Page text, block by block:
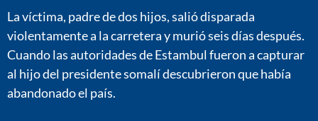
La víctima, padre de dos hijos, salió disparada
violentamente a la carretera y murió seis días después.
Cuando las autoridades de Estambul fueron a capturar
al hijo del presidente somalí descubrieron que había
abandonado el país.